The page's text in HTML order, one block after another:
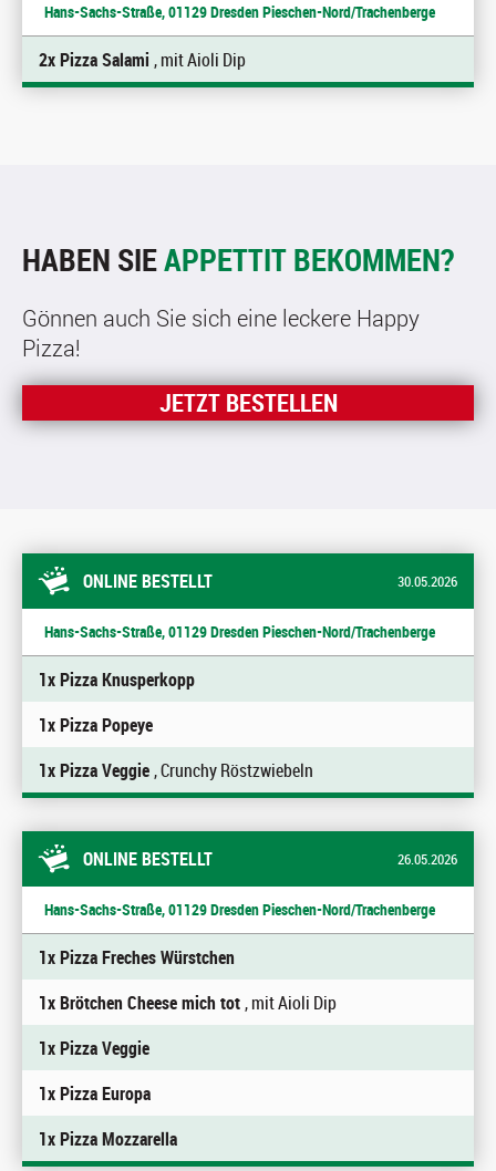
Hans-Sachs-Straße, 01129 Dresden Pieschen-Nord/Trachenberge
2x Pizza Salami , mit Aioli Dip
HABEN SIEAPPETTIT BEKOMMEN?
Gönnen auch Sie sich eine leckere Happy
Pizza!
JETZT BESTELLEN
ONLINE BESTELLT 30.05.2026
Hans-Sachs-Straße, 01129 Dresden Pieschen-Nord/Trachenberge
1x Pizza Knusperkopp
1x Pizza Popeye
1x Pizza Veggie, Crunchy Röstzwiebeln
ONLINE BESTELLT 26.05.2026
Hans-Sachs-Straße, 01129 Dresden Pieschen-Nord/Trachenberge
1x Pizza Freches Würstchen
1x Brötchen Cheese mich tot, mit Aioli Dip
1x Pizza Veggie
1x Pizza Europa
1x Pizza Mozzarella